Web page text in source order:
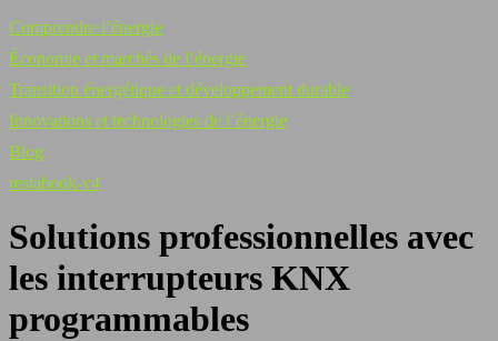
Comprendre l’énergie
Économie et marchés de l’énergie
Transition énergétique et développement durable
Innovations et technologies de l’énergie
Blog
restabook-v4
Solutions professionnelles avec
les interrupteurs KNX
programmables